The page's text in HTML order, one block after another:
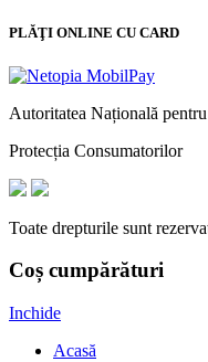
PLĂŢI ONLINE CU CARD
Autoritatea Națională pentru
Protecția Consumatorilor
Toate drepturile sunt
Coș cumpărături
Inchide
Acasă